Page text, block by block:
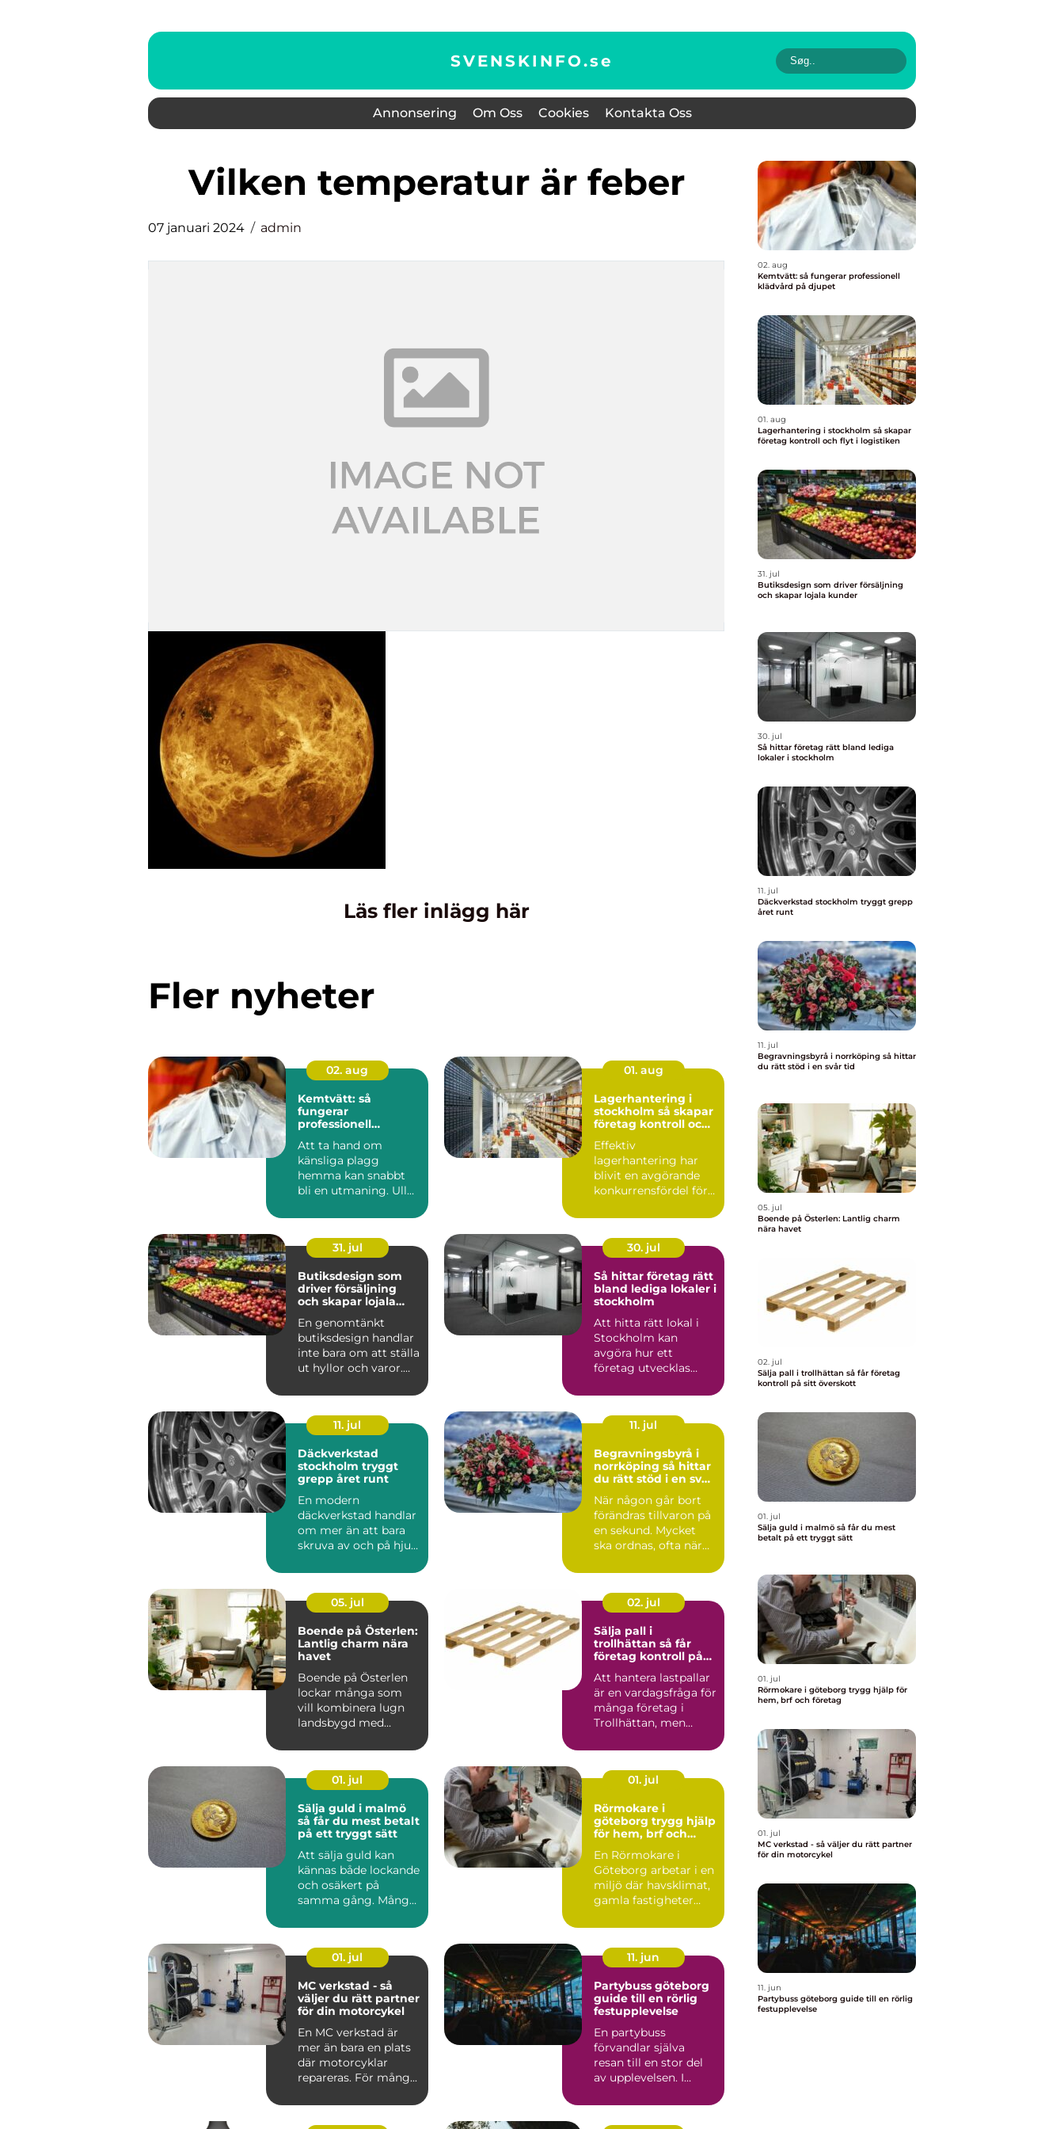
SVENSKINFO.se
Annonsering Om Oss Cookies Kontakta Oss
vilken temperatur är feber
07 januari 2024 admin
Läs fler inlägg här
Fler nyheter
02. aug
Kemtvätt: så
fungerar
professionell
Att ta hand om
känsliga plagg
hemma kan snabbt
bli en utmaning. Ull
som tapp...
01. aug
Lagerhantering i
stockholm så skapar
företag kontroll och
Effektiv
lagerhantering har
blivit en avgörande
konkurrensfördel för
När varufl...
31. jul
Butiksdesign som
driver försäljning
och skapar lojala
En genomtänkt
butiksdesign handlar
inte bara om att ställa
ut hyllor och varor.
kun...
30. jul
Så hittar företag rätt
bland lediga lokaler i
stockholm
Att hitta rätt lokal i
Stockholm kan
avgöra hur ett
företag utvecklas
framåt. Läget p...
11. jul
Däckverkstad
stockholm tryggt
grepp året runt
En modern
däckverkstad handlar
om mer än att bara
skruva av och på hjul.
Stockholm är...
11. jul
Begravningsbyrå i
norrköping så hittar
du rätt stöd i en svår
När någon går bort
förändras tillvaron på
en sekund. Mycket
ska ordnas, ofta när
05. jul
Boende på Österlen:
Lantlig charm nära
havet
Boende på Österlen
lockar många som
vill kombinera lugn
landsbygd med
02. jul
Sälja pall i
trollhättan så får
företag kontroll på
Att hantera lastpallar
är en vardagsfråga för
många företag i
Trollhättan, men
me...
01. jul
Sälja guld i malmö
så får du mest betalt
på ett tryggt sätt
Att sälja guld kan
kännas både lockande
och osäkert på
samma gång. Många
ärvda fö...
01. jul
Rörmokare i
göteborg trygg hjälp
för hem, brf och
En Rörmokare i
Göteborg arbetar i en
miljö där havsklimat,
gamla fastigheter
stäl...
01. jul
MC verkstad - så
väljer du rätt partner
för din motorcykel
En MC verkstad är
mer än bara en plats
där motorcyklar
repareras. För mång...
11. jun
Partybuss göteborg
guide till en rörlig
festupplevelse
En partybuss
förvandlar själva
resan till en stor del
av upplevelsen. I
sig ...
02. aug
Kemtvätt: så fungerar professionell
klädvård på djupet
01. aug
Lagerhantering i stockholm så skapar
företag kontroll och flyt i logistiken
31. jul
Butiksdesign som driver försäljning
och skapar lojala kunder
30. jul
Så hittar företag rätt bland lediga
lokaler i stockholm
11. jul
Däckverkstad stockholm tryggt grepp
året runt
11. jul
Begravningsbyrå i norrköping så hittar
du rätt stöd i en svår tid
05. jul
Boende på Österlen: Lantlig charm
nära havet
02. jul
Sälja pall i trollhättan så får företag
kontroll på sitt överskott
01. jul
Sälja guld i malmö så får du mest
betalt på ett tryggt sätt
01. jul
Rörmokare i göteborg trygg hjälp för
hem, brf och företag
01. jul
MC verkstad - så väljer du rätt partner
för din motorcykel
11. jun
Partybuss göteborg guide till en rörlig
festupplevelse